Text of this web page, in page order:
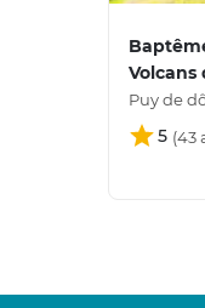
Volcans
Puy de
5